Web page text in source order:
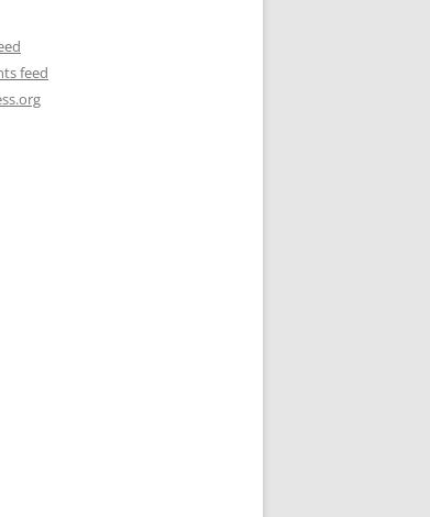
feed